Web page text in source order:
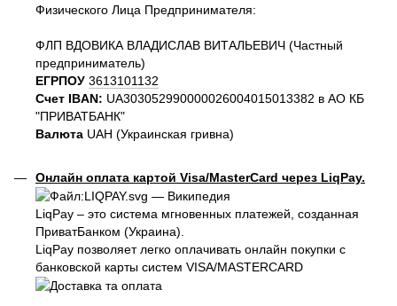
Физического Лица Предпринимателя:
ФЛП ВДОВИКА ВЛАДИСЛАВ ВИТАЛЬЕВИЧ (Частный
предприниматель)
ЕГРПОУ 3613101132
Счет IBAN: UA303052990000026004015013382 в АО КБ
"ПРИВАТБАНК"
Валюта UAH (Украинская гривна)
Онлайн оплата картой Visa/MasterCard через LiqPay.
LiqPay – это система мгновенных платежей, созданная
ПриватБанком (Украина).
LiqPay позволяет легко оплачивать онлайн покупки с
банковской карты систем VISA/MASTERCARD